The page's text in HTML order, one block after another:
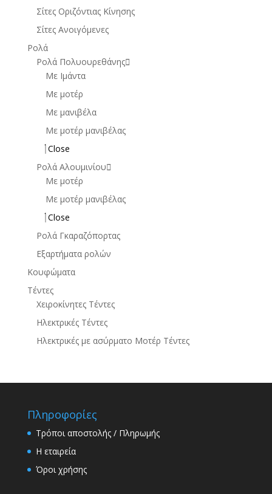
Σίτες Οριζόντιας Κίνησης
Σίτες Ανοιγόμενες
Ρολά
Ρολά Πολυουρεθάνης
Με Ιμάντα
Με μοτέρ
Με μανιβέλα
Με μοτέρ μανιβέλας
Close
Ρολά Αλουμινίου
Με μοτέρ
Με μοτέρ μανιβέλας
Close
Ρολά Γκαραζόπορτας
Εξαρτήματα ρολών
Κουφώματα
Τέντες
Χειροκίνητες Τέντες
Ηλεκτρικές Τέντες
Ηλεκτρικές με ασύρματο Μοτέρ Τέντες
Πληροφορίες
Τρόποι αποστολής / Πληρωμής
Η εταιρεία
Όροι χρήσης